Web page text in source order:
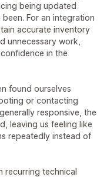
being updated
For an integration
accurate inventory
unnecessary work,
in the
found ourselves
or contacting
responsive, the
leaving us feeling like
repeatedly instead of
recurring technical